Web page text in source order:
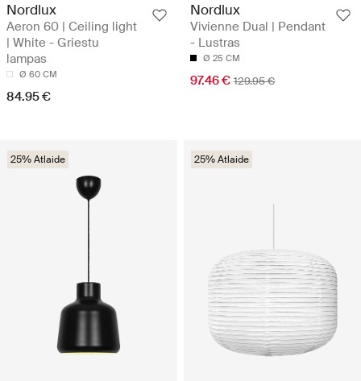
Nordlux
Aeron 60 | Ceiling light
| White - Griestu
lampas
Ø 60 CM
84.95 €
Nordlux
Vivienne Dual | Pendant
- Lustras
Ø 25 CM
97.46 € 129.95 €
25% Atlaide 25% Atlaide